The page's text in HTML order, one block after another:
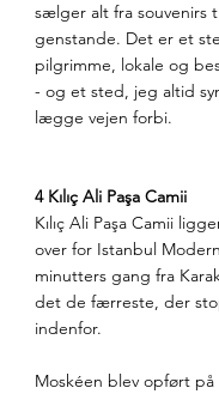
sælger alt fra souvenirs
genstande. Det er et
pilgrimme, lokale og
- og et sted, jeg altid
lægge vejen forbi.
4 Kılıç Ali Paşa Camii
Kılıç Ali Paşa Camii
over for Istanbul
minutters gang fra
det de færreste, der
indenfor.
Moskéen blev opført på